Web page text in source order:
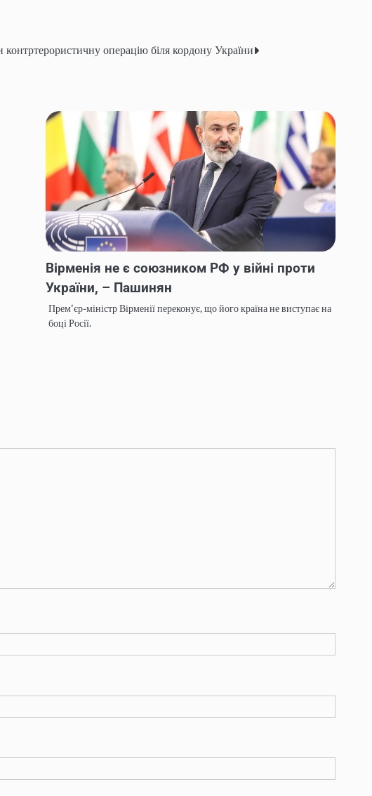
контртерористичну операцію біля кордону України
Вірменія не є союзником РФ у війні проти
України, – Пашинян
Прем'єр-міністр Вірменії переконує, що його країна не виступає на
боці Росії.